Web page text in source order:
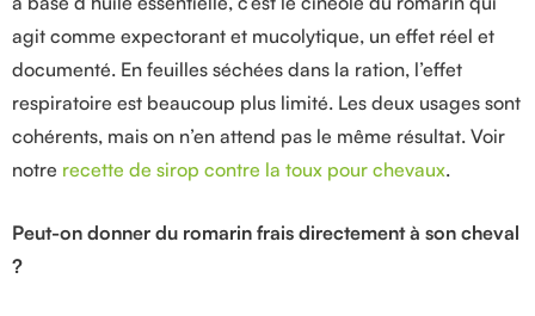
agit comme expectorant et mucolytique, un effet réel et
documenté. En feuilles séchées dans la ration, l’effet
respiratoire est beaucoup plus limité. Les deux usages sont
cohérents, mais on n’en attend pas le même résultat. Voir
notre recette de sirop contre la toux pour chevaux.
Peut-on donner du romarin frais directement à son cheval
?